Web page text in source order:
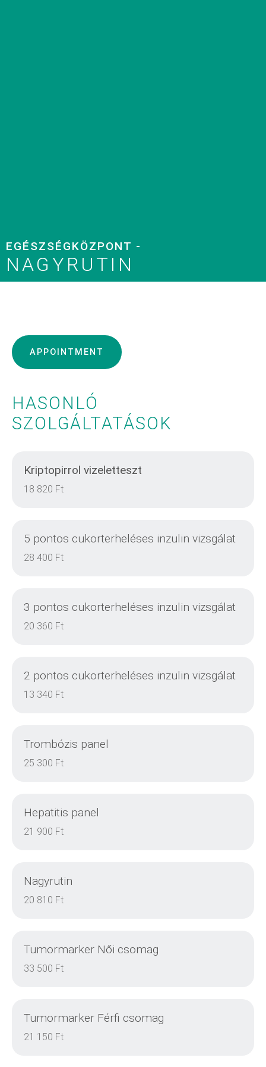
EGÉSZSÉGKÖZPONT -
NAGYRUTIN
APPOINTMENT
HASONLÓ
SZOLGÁLTATÁSOK
Kriptopirrol vizeletteszt
18 820 Ft
5 pontos cukorterheléses inzulin vizsgálat
28 400 Ft
3 pontos cukorterheléses inzulin vizsgálat
20 360 Ft
2 pontos cukorterheléses inzulin vizsgálat
13 340 Ft
Trombózis panel
25 300 Ft
Hepatitis panel
21 900 Ft
Nagyrutin
20 810 Ft
Tumormarker Női csomag
33 500 Ft
Tumormarker Férfi csomag
21 150 Ft